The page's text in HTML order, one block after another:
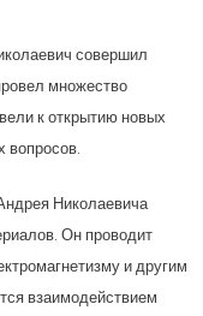
совершил
множество
к открытию новых
вопросов.
Николаевича
Он проводит
и другим
взаимодействием